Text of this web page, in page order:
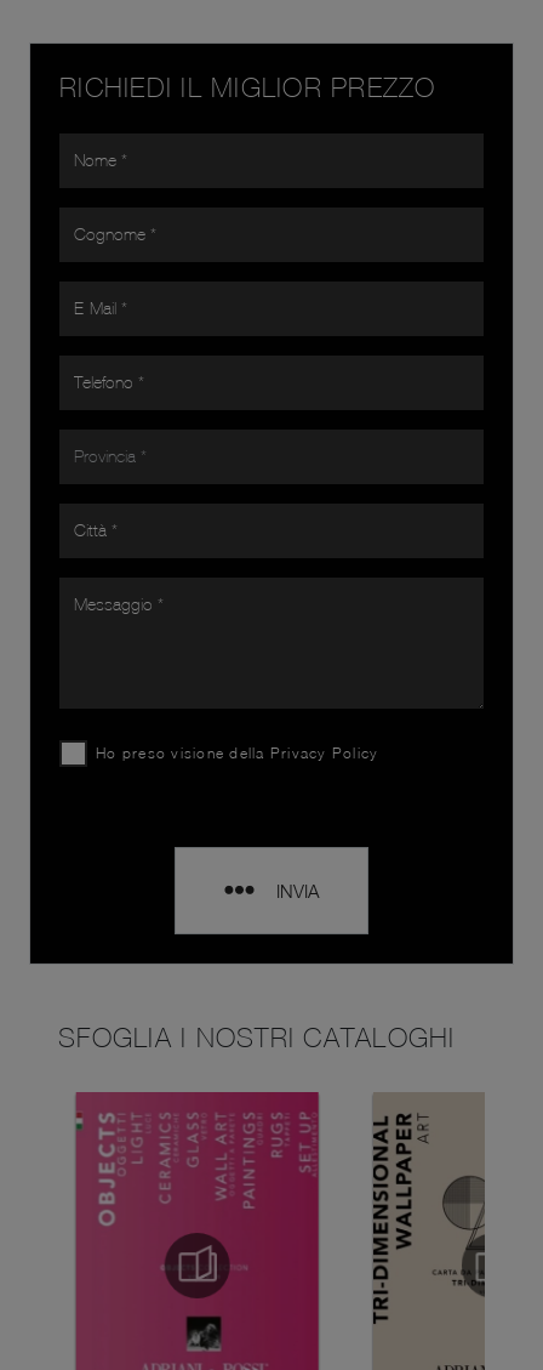
RICHIEDI IL MIGLIOR PREZZO
Ho preso visione della Privacy Policy
INVIA
SFOGLIA I NOSTRI CATALOGHI